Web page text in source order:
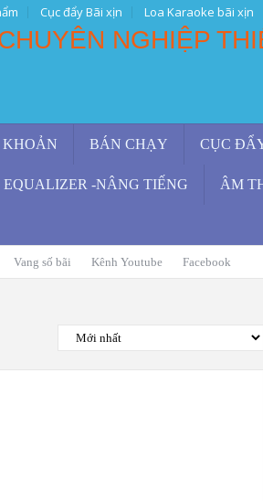
Cục đẩy Bãi xịn Loa Karaoke bãi xịn
BÁN CHẠY CỤC
EQUALIZER -NÂNG TIẾNG ÂM
Vang số bãi Kênh Youtube Facebook